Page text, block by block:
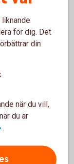
in publiken
500 konserter
gärna
till publiken.
sidig skrift
konserterna på
i
för dig. Det
din
när du vill,
du är
.